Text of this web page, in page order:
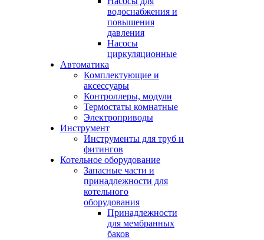
водоснабжения и
повышения
давления
Насосы
циркуляционные
Автоматика
Комплектующие и
аксессуары
Контроллеры, модули
Термостаты комнатные
Электроприводы
Инструмент
Инструменты для труб и
фитингов
Котельное оборудование
Запасные части и
принадлежности для
котельного
оборудования
Принадлежности
для мембранных
баков